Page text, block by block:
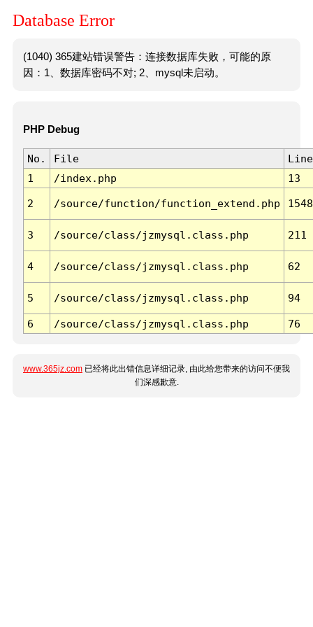
Database Error
(1040) 365建站错误警告：连接数据库失败，可能的原
因：1、数据库密码不对; 2、mysql未启动。
PHP Debug
No. File
Line
1
/index.php 13
2 /source/function/function_extend.php 1548
3 /source/class/jzmysql.class.php 211
4 /source/class/jzmysql.class.php 62
5 /source/class/jzmysql.class.php 94
6 /source/class/jzmysql.class.php 76
www.365jz.com 已经将此出错信息详细记录, 由此给您带来的访问不便我
们深感歉意.